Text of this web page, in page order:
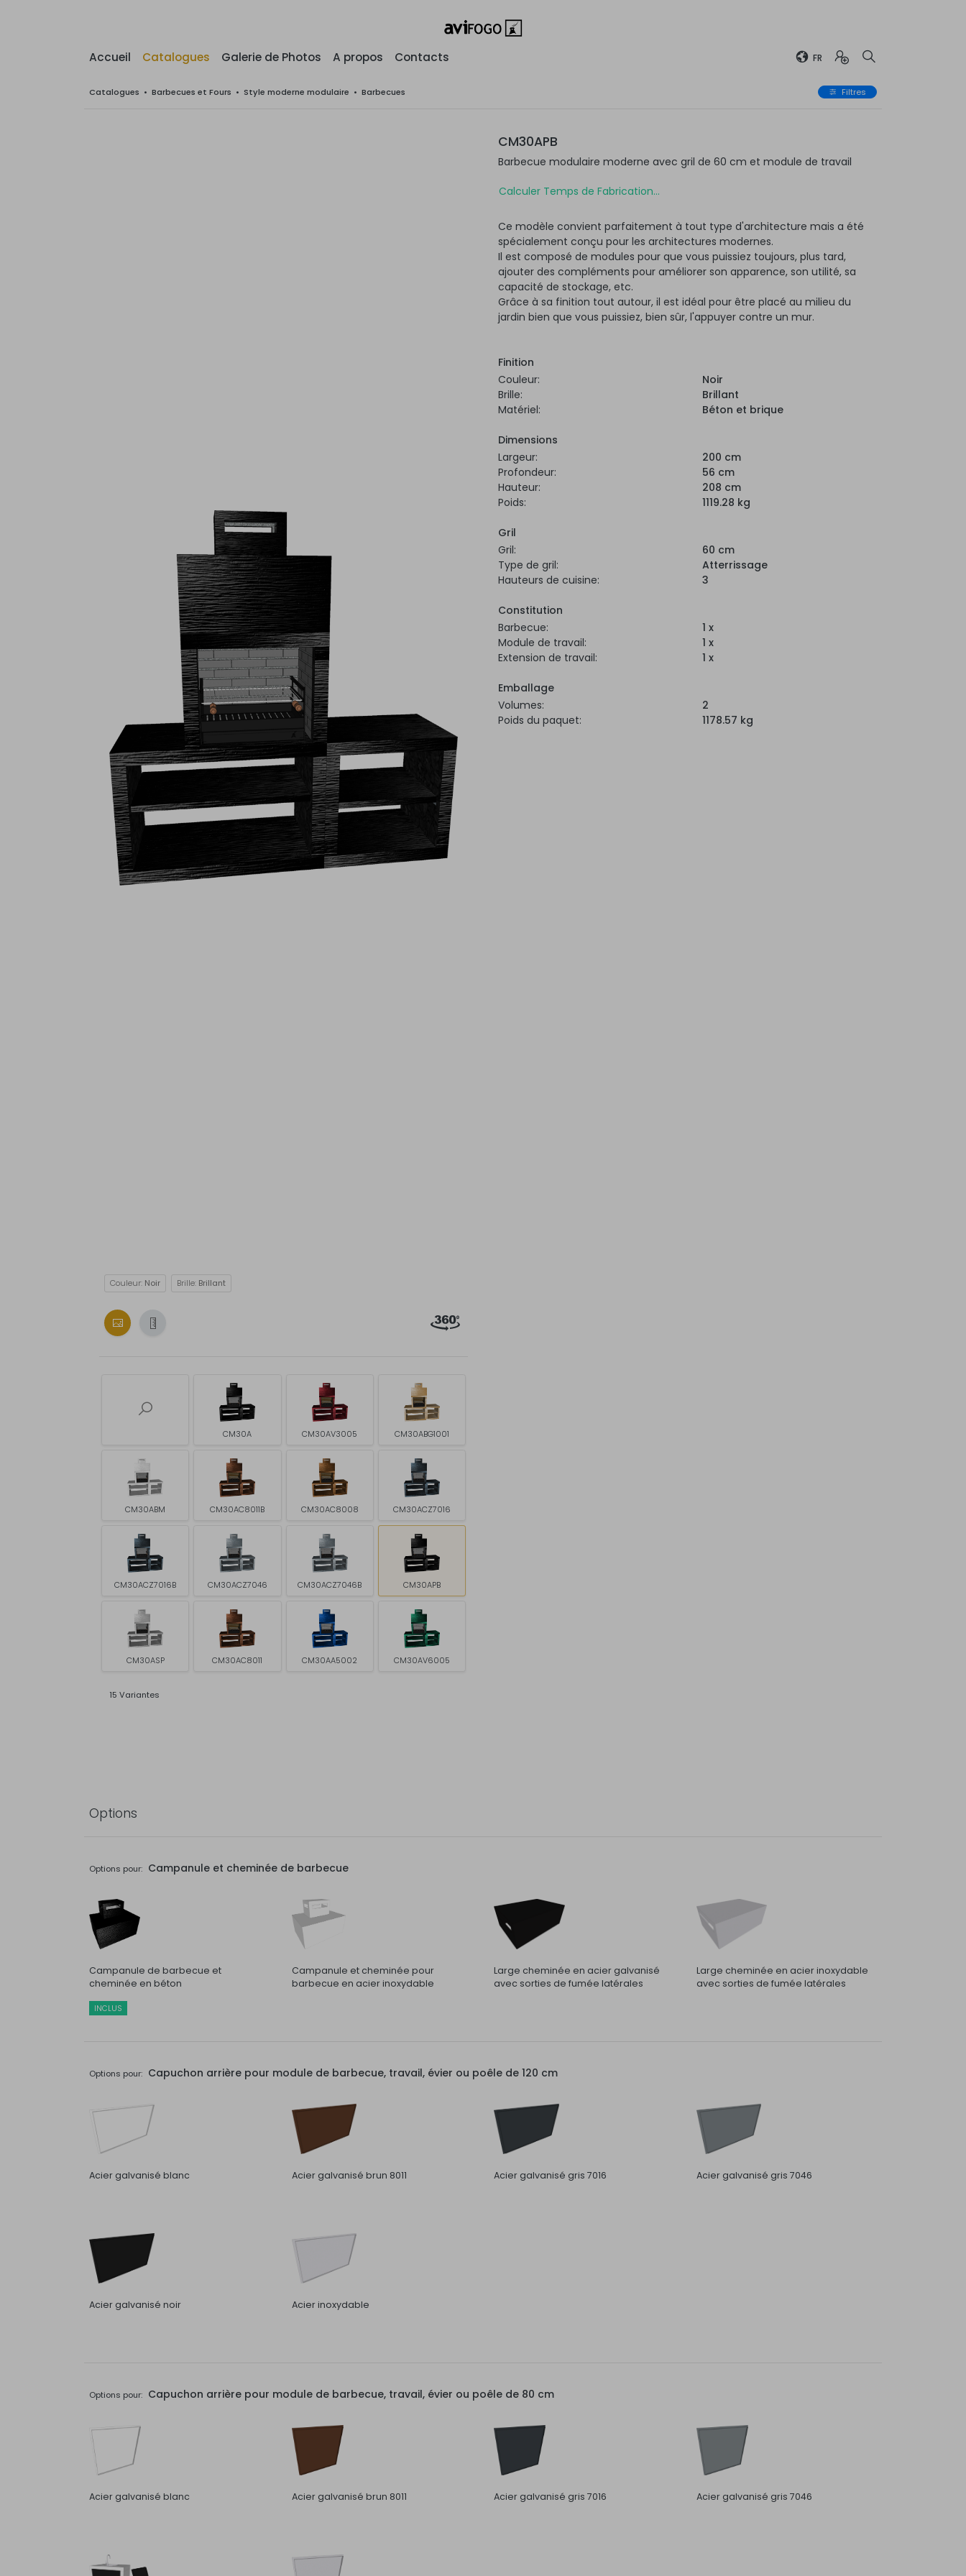
Accueil Catalogues Galerie de Photos A propos Contacts FR
Catalogues • Barbecues et Fours • Style moderne modulaire • Barbecues Filtres
Couleur: Noir Brille: Brillant
CM30A CM30AV3005 CM30ABG1001
CM30ABM CM30AC8011B CM30AC8008 CM30ACZ7016
CM30ACZ7016B CM30ACZ7046 CM30ACZ7046B CM30APB
CM30ASP CM30AC8011 CM30AA5002 CM30AV6005
15 Variantes
CM30APB
Barbecue modulaire moderne avec gril de 60 cm et module de travail
Calculer Temps de Fabrication...
Ce modèle convient parfaitement à tout type d'architecture mais a été
spécialement conçu pour les architectures modernes.
Il est composé de modules pour que vous puissiez toujours, plus tard,
ajouter des compléments pour améliorer son apparence, son utilité, sa
capacité de stockage, etc.
Grâce à sa finition tout autour, il est idéal pour être placé au milieu du
jardin bien que vous puissiez, bien sûr, l'appuyer contre un mur.
Finition
Couleur:
Noir
Brille:
Brillant
Matériel:
Béton et brique
Dimensions
Largeur:
200 cm
Profondeur:
56 cm
Hauteur:
208 cm
Poids:
1119.28 kg
Gril
Gril:
60 cm
Type de gril:
Atterrissage
Hauteurs de cuisine:
3
Constitution
Barbecue:
1 x
Module de travail:
1 x
Extension de travail:
1 x
Emballage
Volumes:
2
Poids du paquet:
1178.57 kg
Options
Options pour: Campanule et cheminée de barbecue
Campanule de barbecue et
cheminée en béton
INCLUS
Campanule et cheminée pour
barbecue en acier inoxydable
Large cheminée en acier galvanisé
avec sorties de fumée latérales
Large cheminée en acier inoxydable
avec sorties de fumée latérales
Options pour: Capuchon arrière pour module de barbecue, travail, évier ou poêle de 120 cm
Acier galvanisé blanc Acier galvanisé brun 8011 Acier galvanisé gris 7016 Acier galvanisé gris 7046
Acier galvanisé noir Acier inoxydable
Options pour: Capuchon arrière pour module de barbecue, travail, évier ou poêle de 80 cm
Acier galvanisé blanc Acier galvanisé brun 8011 Acier galvanisé gris 7016 Acier galvanisé gris 7046